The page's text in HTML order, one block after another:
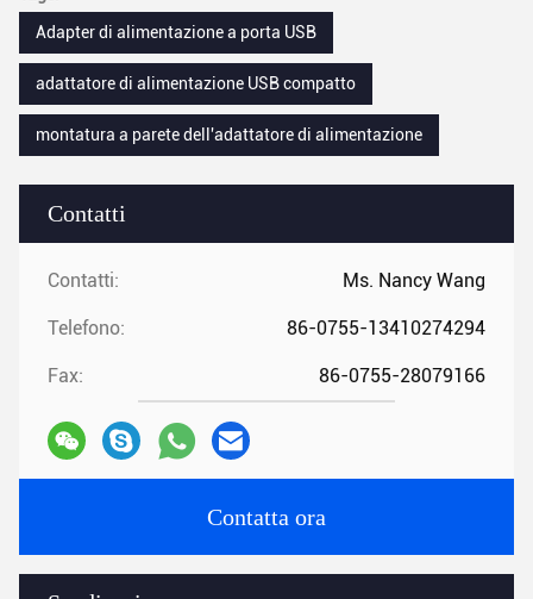
Contatti
Contatti: Ms. Nancy Wang
Telefono: 86-0755-13410274294
Fax: 86-0755-28079166
Contatta ora
Adapter di alimentazione a porta USB
adattatore di alimentazione USB compatto
montatura a parete dell'adattatore di alimentazione